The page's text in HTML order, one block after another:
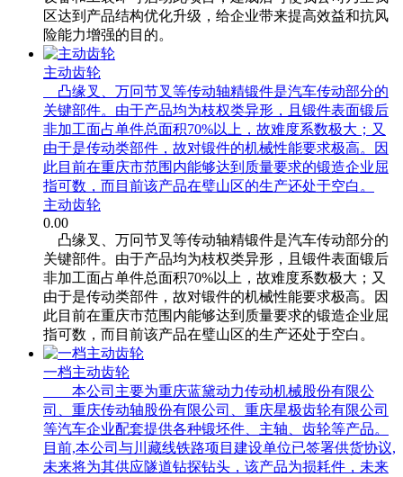
区达到产品结构优化升级，给企业带来提高效益和抗风
险能力增强的目的。
主动齿轮
凸缘叉、万冋节叉等传动轴精锻件是汽车传动部分的
关键部件。由于产品均为枝权类异形，且锻件表面锻后
非加工面占单件总面积70%以上，故难度系数极大；又
由于是传动类部件，故对锻件的机械性能要求极高。因
此目前在重庆市范围内能够达到质量要求的锻造企业屈
指可数，而目前该产品在璧山区的生产还处于空白。
主动齿轮
0.00
凸缘叉、万冋节叉等传动轴精锻件是汽车传动部分的
关键部件。由于产品均为枝权类异形，且锻件表面锻后
非加工面占单件总面积70%以上，故难度系数极大；又
由于是传动类部件，故对锻件的机械性能要求极高。因
此目前在重庆市范围内能够达到质量要求的锻造企业屈
指可数，而目前该产品在璧山区的生产还处于空白。
一档主动齿轮
本公司主要为重庆蓝黛动力传动机械股份有限公
司、重庆传动轴股份有限公司、重庆星极齿轮有限公司
等汽车企业配套提供各种锻坯件、主轴、齿轮等产品。
目前,本公司与川藏线铁路项目建设单位已签署供货协议,
未来将为其供应隧道钻探钻头，该产品为损耗件，未来